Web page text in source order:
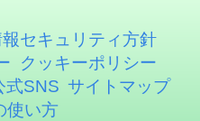
セキュリティ方針
クッキーポリシー
式SNS サイトマップ
使い方